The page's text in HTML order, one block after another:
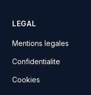
LEGAL
Mentions legales
Confidentialite
Cookies